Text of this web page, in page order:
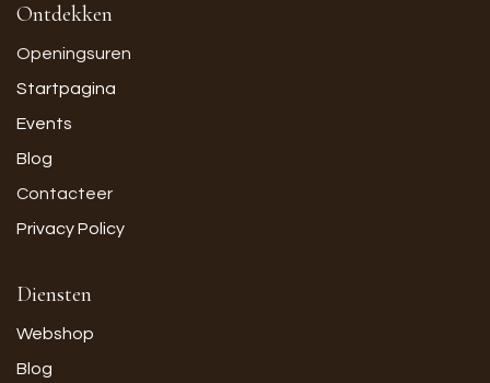
Ontdekken
Openingsuren
Startpagina
Events
Blog
Contacteer
Privacy Policy
Diensten
Webshop
Blog